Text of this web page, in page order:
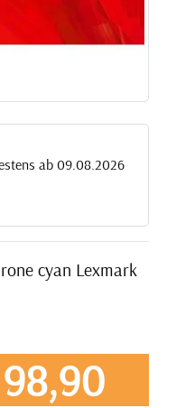
ab 09.08.2026
cyan Lexmark